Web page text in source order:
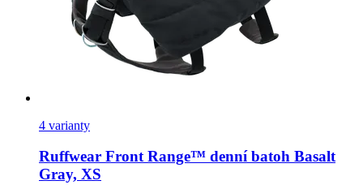
4 varianty
Ruffwear Front Range™ denní batoh Basalt
Gray, XS